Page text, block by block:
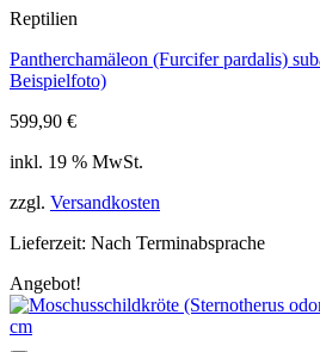
Reptilien
Pantherchamäleon (Furcifer pardalis)
Beispielfoto)
599,90 €
inkl. 19 % MwSt.
zzgl. Versandkosten
Lieferzeit: Nach Terminabsprache
Angebot!